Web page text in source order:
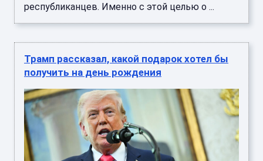
республиканцев. Именно с этой целью о ...
Трамп рассказал, какой подарок хотел бы
получить на день рождения